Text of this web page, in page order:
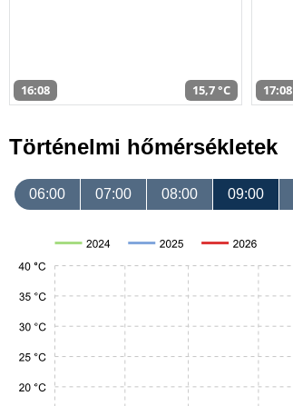
16:08 15,7 °C 17:08
Történelmi hőmérsékletek
06:00 07:00 08:00 09:00